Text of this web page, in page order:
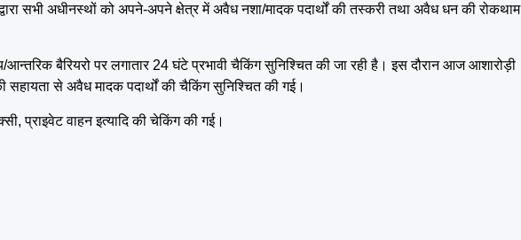
सभी अधीनस्थों को अपने-अपने क्षेत्र में अवैध नशा/मादक पदार्थों की तस्करी तथा अवैध धन की रोकथाम
आन्तरिक बैरियरो पर लगातार 24 घंटे प्रभावी चैकिंग सुनिश्चित की जा रही है। इस दौरान आज आशारोड़ी
सहायता से अवैध मादक पदार्थों की चैकिंग सुनिश्चित की गई।
प्राइवेट वाहन इत्यादि की चेकिंग की गई।